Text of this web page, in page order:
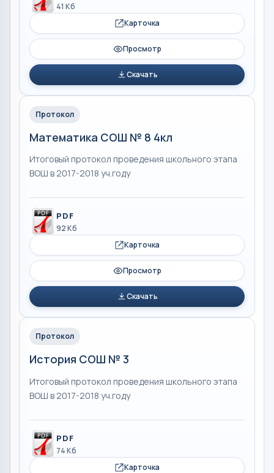
41 Кб
Карточка
Просмотр
Скачать
Протокол
Математика СОШ № 8 4кл
Итоговый протокол проведения школьного этапа
ВОШ в 2017-2018 уч.году
PDF
92 Кб
Карточка
Просмотр
Скачать
Протокол
История СОШ № 3
Итоговый протокол проведения школьного этапа
ВОШ в 2017-2018 уч.году
PDF
74 Кб
Карточка